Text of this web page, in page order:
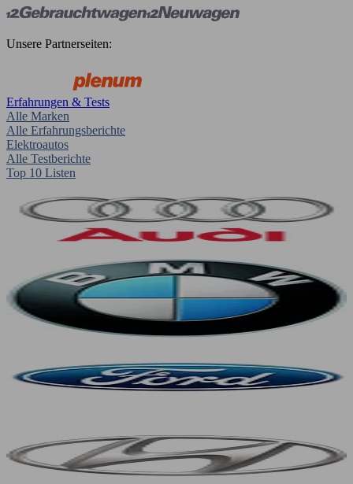
Unsere Partnerseiten:
Erfahrungen & Tests
Alle Marken
Alle Erfahrungsberichte
Elektroautos
Alle Testberichte
Top 10 Listen